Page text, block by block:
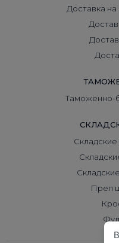
Доставка
Таможенно-
Складские
Преп